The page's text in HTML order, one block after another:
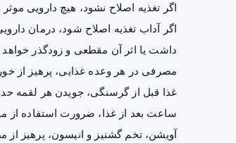
اگر تغذیه اصلاح نشود، هیچ دارویی
اگر آداب تغذیه اصلاح شود، درمان
داشت یا اثر آن مقطعی و زودگذر خواهد
مصرفی در هر وعده غذایی، پرهیز از
ساعت بعد از غذا، ضرورت استفاده از
آویشن، تخم گشنیز و انیسون، پرهیز